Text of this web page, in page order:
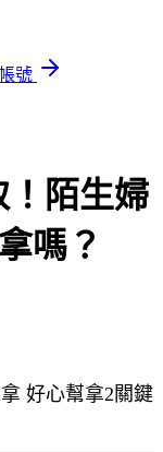
號
！陌生婦
嗎？
好心幫拿2關鍵